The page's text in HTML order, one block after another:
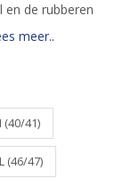
en de rubberen
meer..
(40/41)
(46/47)